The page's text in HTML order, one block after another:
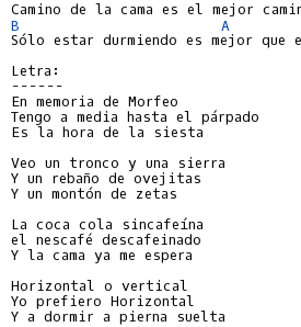
B
A
Sólo estar durmiendo es mejor que
------
En memoria de Morfeo
Tengo a media hasta el párpado
Es la hora de la siesta
Veo un tronco y una sierra
Y un rebaño de ovejitas
Y un montón de zetas
La coca cola sincafeína
el nescafé descafeinado
Y la cama ya me espera
Horizontal o vertical
Yo prefiero Horizontal
Y a dormir a pierna suelta